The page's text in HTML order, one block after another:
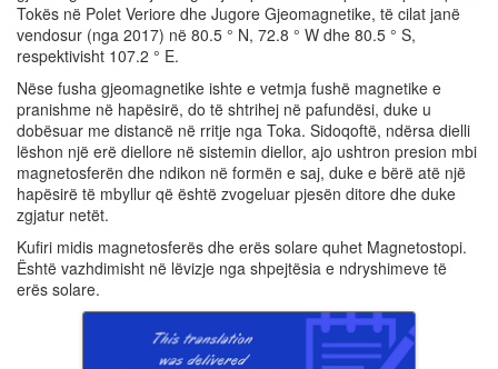
Tokës në Polet Veriore dhe Jugore Gjeomagnetike, të cilat janë
vendosur (nga 2017) në 80.5 ° N, 72.8 ° W dhe 80.5 ° S,
respektivisht 107.2 ° E.
Nëse fusha gjeomagnetike ishte e vetmja fushë magnetike e
pranishme në hapësirë, do të shtrihej në pafundësi, duke u
dobësuar me distancë në rritje nga Toka. Sidoqoftë, ndërsa dielli
lëshon një erë diellore në sistemin diellor, ajo ushtron presion mbi
magnetosferën dhe ndikon në formën e saj, duke e bërë atë një
hapësirë ​​të mbyllur që është zvogeluar pjesën ditore dhe duke
zgjatur netët.
Kufiri midis magnetosferës dhe erës solare quhet Magnetostopi.
Është vazhdimisht në lëvizje nga shpejtësia e ndryshimeve të
erës solare.